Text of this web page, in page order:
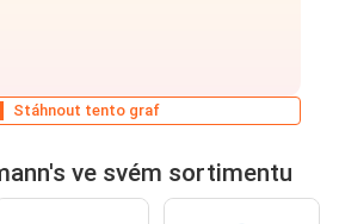
Stáhnout tento graf
ve svém sortimentu